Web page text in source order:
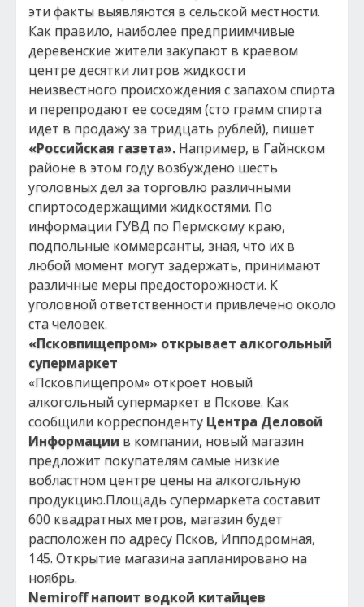
эти факты выявляются в сельской местности.
Как правило, наиболее предприимчивые
деревенские жители закупают в краевом
центре десятки литров жидкости
неизвестного происхождения с запахом спирта
и перепродают ее соседям (сто грамм спирта
идет в продажу за тридцать рублей), пишет
«Российская газета». Например, в Гайнском
районе в этом году возбуждено шесть
уголовных дел за торговлю различными
спиртосодержащими жидкостями. По
информации ГУВД по Пермскому краю,
подпольные коммерсанты, зная, что их в
любой момент могут задержать, принимают
различные меры предосторожности. К
уголовной ответственности привлечено около
ста человек.
«Псковпищепром» открывает алкогольный
супермаркет
«Псковпищепром» откроет новый
алкогольный супермаркет в Пскове. Как
сообщили корреспонденту Центра Деловой
Информации в компании, новый магазин
предложит покупателям самые низкие
вобластном центре цены на алкогольную
продукцию.Площадь супермаркета составит
600 квадратных метров, магазин будет
расположен по адресу Псков, Ипподромная,
145. Открытие магазина запланировано на
ноябрь.
Nemiroff напоит водкой китайцев